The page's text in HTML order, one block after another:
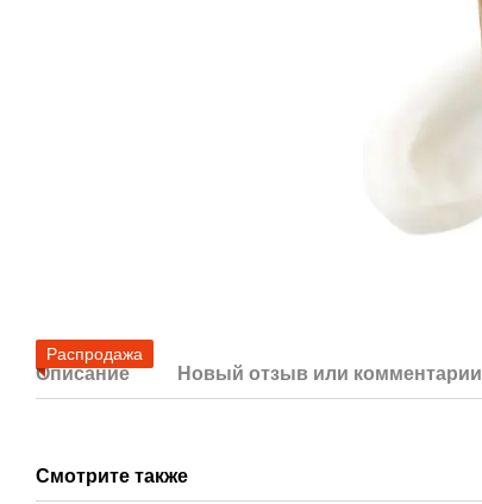
Распродажа
Описание Новый отзыв или комментарий
Смотрите также